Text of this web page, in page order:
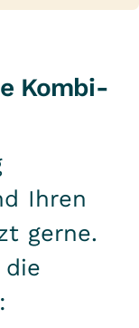
der
Therapien
wir
-
haben
Reha-
Kombi-
Ihren
gerne.